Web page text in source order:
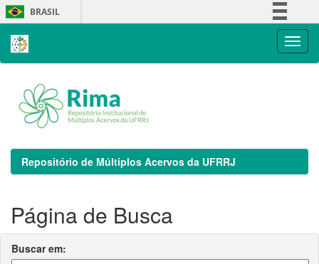
Skip
navigation
BRASIL
Repositório de Múltiplos Acervos da UFRRJ
Página de Busca
Buscar em: